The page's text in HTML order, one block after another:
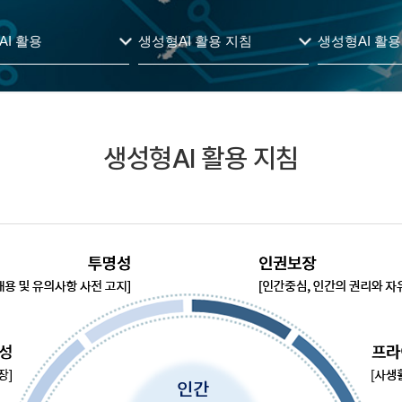
활용 생성형AI 활용 지침 생성형AI 활
생성형AI 활용 지침